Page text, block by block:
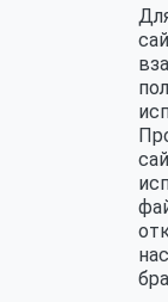
ОБРАТНАЯ
Политика
Политика по